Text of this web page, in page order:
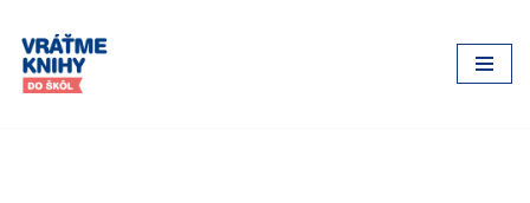
Preskočiť
na